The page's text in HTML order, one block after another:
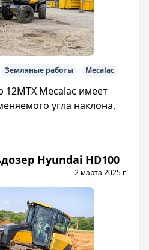
Земляные работы Mecalac
12MTX Mecalac имеет
угла наклона,
Hyundai HD100
2 марта 2025 г.